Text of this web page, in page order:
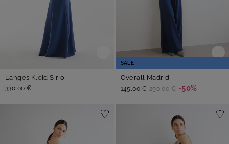
Langes Kleid Sirio
330,00 €
SALE
Overall Madrid
145,00 € 290,00 € -50%